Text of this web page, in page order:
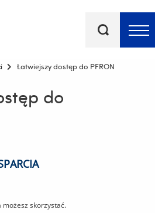
kluczowe
Łatwiejszy dostęp do PFRON
do
możesz skorzystać.